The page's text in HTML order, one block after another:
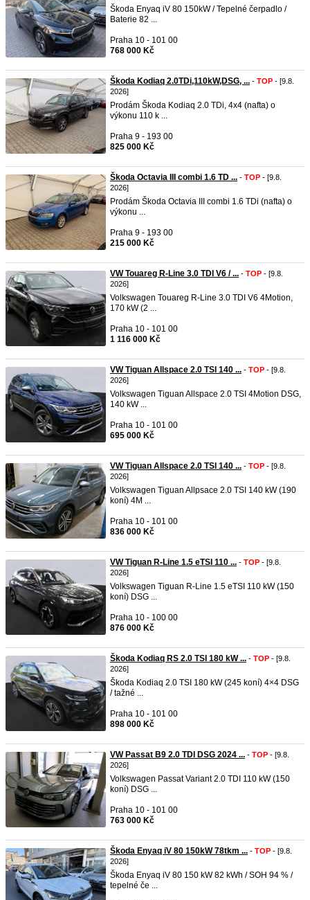
Škoda Enyaq iV 80 150kW / Tepelné čerpadlo /
Baterie 82 ...
Praha 10 - 101 00
768 000 Kč
Škoda Kodiaq 2.0TDi,110kW,DSG, ... - TOP - [9.8.
2026]
Prodám Škoda Kodiaq 2.0 TDi, 4x4 (nafta) o
výkonu 110 k ...
Praha 9 - 193 00
825 000 Kč
Škoda Octavia III combi 1.6 TD ... - TOP - [9.8.
2026]
Prodám Škoda Octavia III combi 1.6 TDi (nafta) o
výkonu ...
Praha 9 - 193 00
215 000 Kč
VW Touareg R-Line 3.0 TDI V6 / ... - TOP - [9.8.
2026]
Volkswagen Touareg R-Line 3.0 TDI V6 4Motion,
170 kW (2 ...
Praha 10 - 101 00
1 116 000 Kč
VW Tiguan Allspace 2.0 TSI 140 ... - TOP - [9.8.
2026]
Volkswagen Tiguan Allspace 2.0 TSI 4Motion DSG,
140 kW ...
Praha 10 - 101 00
695 000 Kč
VW Tiguan Allspace 2.0 TSI 140 ... - TOP - [9.8.
2026]
Volkswagen Tiguan Allpsace 2.0 TSI 140 kW (190
koní) 4M ...
Praha 10 - 101 00
836 000 Kč
VW Tiguan R-Line 1.5 eTSI 110 ... - TOP - [9.8.
2026]
Volkswagen Tiguan R-Line 1.5 eTSI 110 kW (150
koní) DSG ...
Praha 10 - 100 00
876 000 Kč
Škoda Kodiaq RS 2.0 TSI 180 kW ... - TOP - [9.8.
2026]
Škoda Kodiaq 2.0 TSI 180 kW (245 koní) 4×4 DSG
/ tažné ...
Praha 10 - 101 00
898 000 Kč
VW Passat B9 2.0 TDI DSG 2024 ... - TOP - [9.8.
2026]
Volkswagen Passat Variant 2.0 TDI 110 kW (150
koní) DSG ...
Praha 10 - 101 00
763 000 Kč
Škoda Enyaq iV 80 150kW 78tkm ... - TOP - [9.8.
2026]
Škoda Enyaq iV 80 150 kW 82 kWh / SOH 94 % /
tepelné če ...